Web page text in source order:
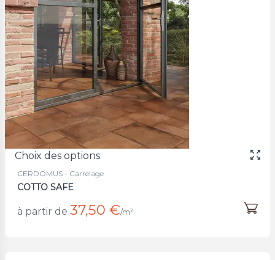
Choix des options
CERDOMUS - Carrelage
COTTO SAFE
à partir de 37,50 €/m²